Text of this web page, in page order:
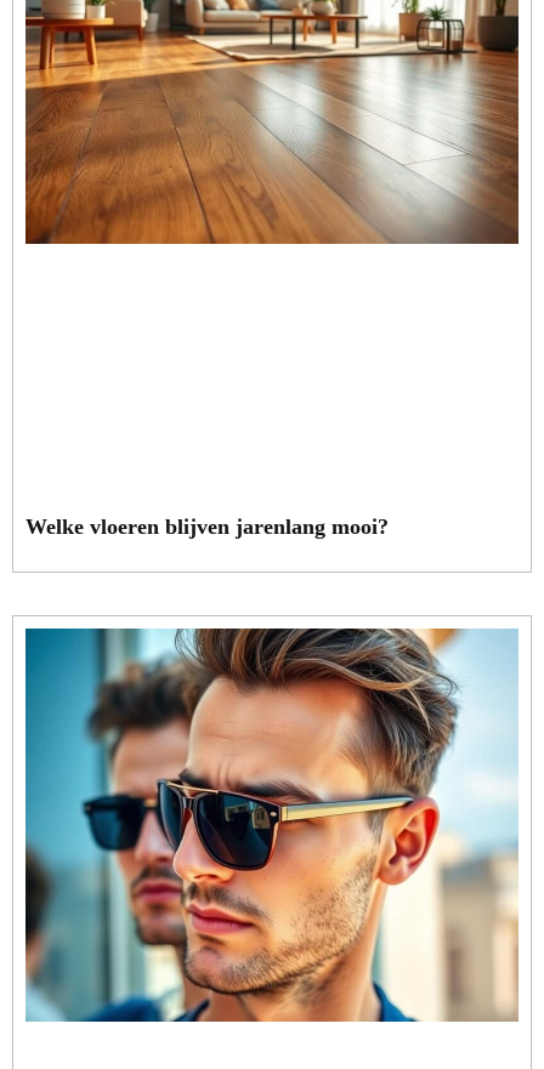
Welke vloeren blijven jarenlang mooi?